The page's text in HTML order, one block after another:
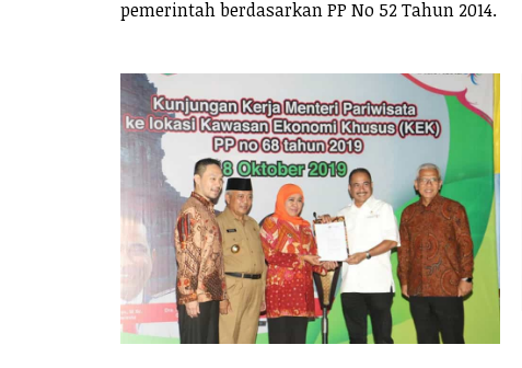
pemerintah berdasarkan PP No 52 Tahun 2014.